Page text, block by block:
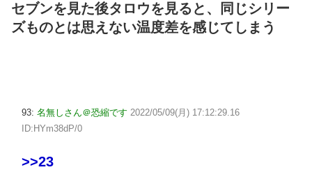
セブンを見た後タロウを見ると、同じシリー
ズものとは思えない温度差を感じてしまう
93: 名無しさん＠恐縮です 2022/05/09(月) 17:12:29.16
ID:HYm38dP/0
>>23